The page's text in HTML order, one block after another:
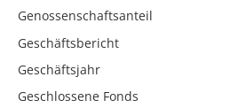
Genossenschaftsanteil
Geschäftsbericht
Geschäftsjahr
Geschlossene Fonds